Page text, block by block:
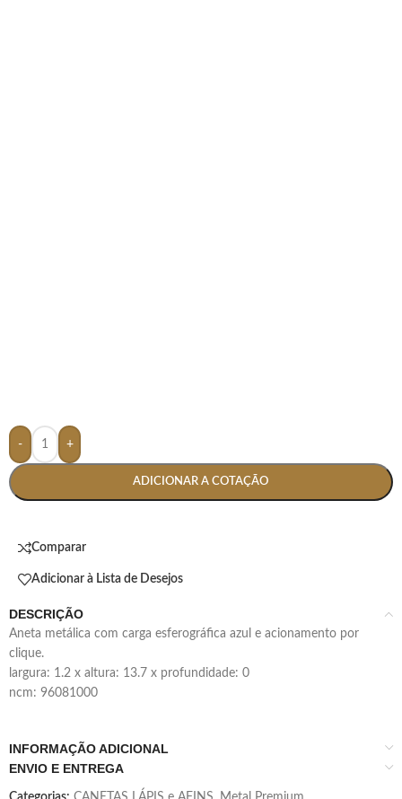
- +
ADICIONAR A COTAÇÃO
Comparar
Adicionar à Lista de Desejos
DESCRIÇÃO
aneta metálica com carga esferográfica azul e acionamento por
clique.
largura: 1.2 x altura: 13.7 x profundidade: 0
ncm: 96081000
INFORMAÇÃO ADICIONAL
ENVIO E ENTREGA